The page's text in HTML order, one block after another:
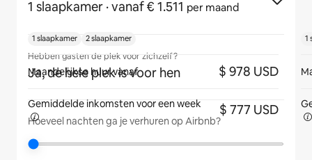
1 slaapkamer · vanaf € 1.511 per maand
Hebben gasten de plek voor zichzelf?
Ja, de hele plek is voor hen
Hoeveel nachten ga je verhuren op Airbnb?
1 slaapkamer 2 slaapkamer
Maandelijkse huur vanaf $ 978 USD
Gemiddelde inkomsten vooreen week $ 777 USD
1